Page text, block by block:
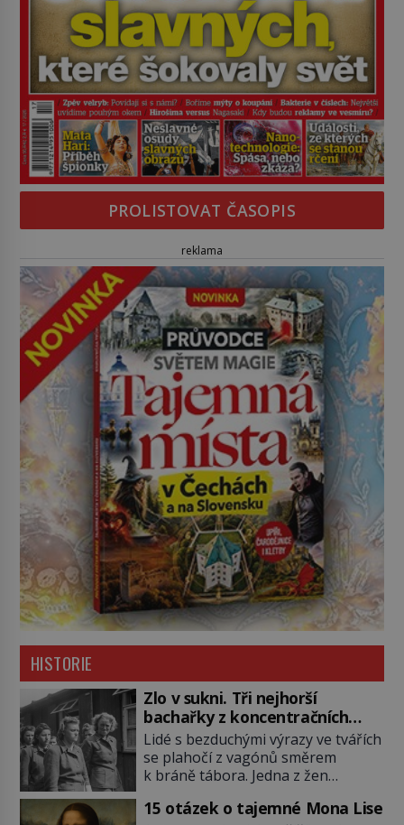
PROLISTOVAT ČASOPIS
reklama
HISTORIE
Zlo v sukni. Tři nejhorší
bachařky z koncentračních
táborů
Lidé s bezduchými výrazy ve tvářích
se plahočí z vagónů směrem
k bráně tábora. Jedna z žen
jejich oči se setkají. Místo soucitu
15 otázek o tajemné Mona Lise